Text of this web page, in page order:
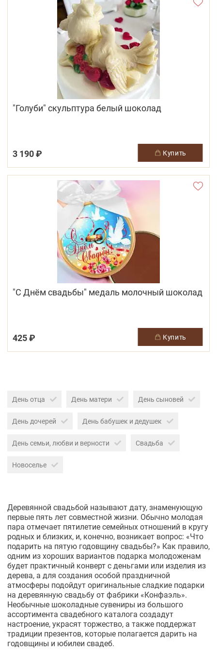
"Голуби" скульптура белый шоколад
3 190 ₽ купить
"С Днём свадьбы" медаль молочный шоколад
425 ₽ купить
День отца День матери День сыновей
День дочерей День бабушек и дедушек
День семьи, любви и верности Свадьба
Новоселье
Деревянной свадьбой называют дату, знаменующую
первые пять лет совместной жизни. Обычно молодая
пара отмечает пятилетие семейных отношений в кругу
родных и близких, и, конечно, возникает вопрос: «Что
подарить на пятую годовщину свадьбы?» Как правило,
одним из хороших вариантов подарка молодоженам
будет практичный конверт с деньгами или изделия из
дерева, а для создания особой праздничной
атмосферы подойдут оригинальные сладкие подарки
на деревянную свадьбу от фабрики «Конфаэль».
Необычные шоколадные сувениры из большого
ассортимента свадебного каталога создадут
настроение, украсят торжество, а также поддержат
традиции презентов, которые полагается дарить на
годовщины и юбилеи свадеб.